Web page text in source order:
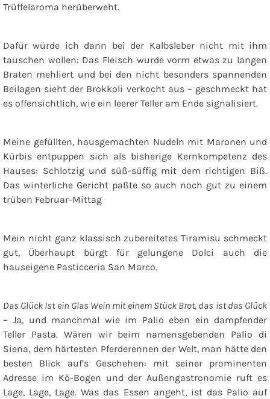
Trüffelaroma herüberweht.
Dafür würde ich dann bei der Kalbsleber nicht mit ihm
tauschen wollen: Das Fleisch wurde vorm etwas zu langen
Braten mehliert und bei den nicht besonders spannenden
Beilagen sieht der Brokkoli verkocht aus – geschmeckt hat
es offensichtlich, wie ein leerer Teller am Ende signalisiert.
Meine gefüllten, hausgemachten Nudeln mit Maronen und
Kürbis entpuppen sich als bisherige Kernkompetenz des
Hauses: Schlotzig und süß-süffig mit dem richtigen Biß.
Das winterliche Gericht paßte so auch noch gut zu einem
trüben Februar-Mittag
Mein nicht ganz klassisch zubereitetes Tiramisu schmeckt
gut, Überhaupt bürgt für gelungene Dolci auch die
hauseigene Pasticceria San Marco.
Das Glück Ist ein Glas Wein mit einem Stück Brot, das ist das Glück
– Ja, und manchmal wie im Palio eben ein dampfender
Teller Pasta. Wären wir beim namensgebenden Palio di
Siena, dem härtesten Pferderennen der Welt, man hätte den
besten Blick auf’s Geschehen: mit seiner prominenten
Adresse im Kö-Bogen und der Außengastronomie ruft es
Lage, Lage, Lage. Was das Essen angeht, ist das Palio auf